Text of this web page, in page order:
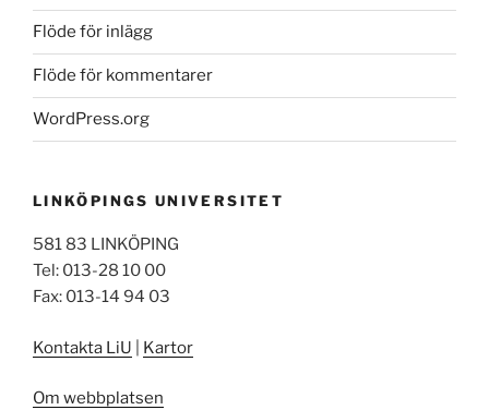
Flöde för inlägg
Flöde för kommentarer
WordPress.org
LINKÖPINGS UNIVERSITET
581 83 LINKÖPING
Tel: 013-28 10 00
Fax: 013-14 94 03
Kontakta LiU Kartor
Om webbplatsen